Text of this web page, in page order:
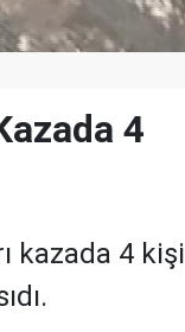
4
kazada 4 kişi